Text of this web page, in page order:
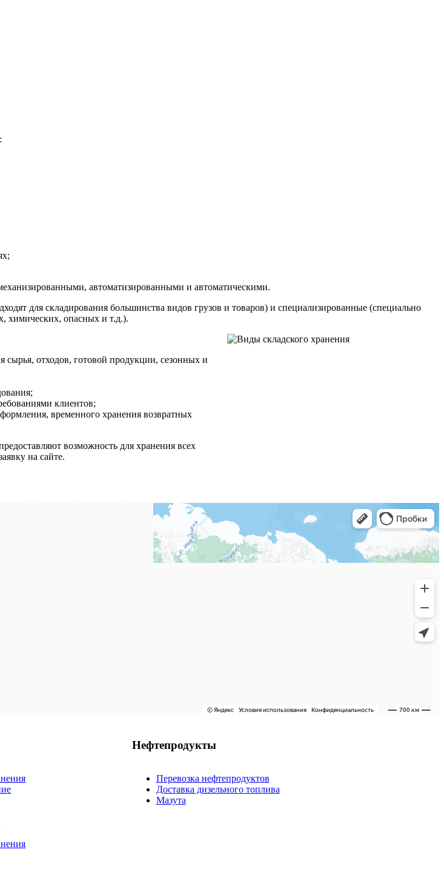
автоматизированными и автоматическими.
для складирования большинства видов грузов и товаров) и специализированные (специально
химических, опасных и т.д.).
сырья, отходов, готовой продукции, сезонных и
клиентов;
временного хранения возвратных
возможность для хранения всех
на сайте.
Нефтепродукты
Перевозка нефтепродуктов
Доставка дизельного топлива
Мазута